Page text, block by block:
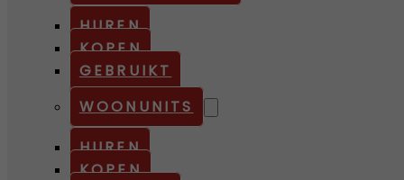
HUREN
KOPEN
GEBRUIKT
WOONUNITS
HUREN
KOPEN